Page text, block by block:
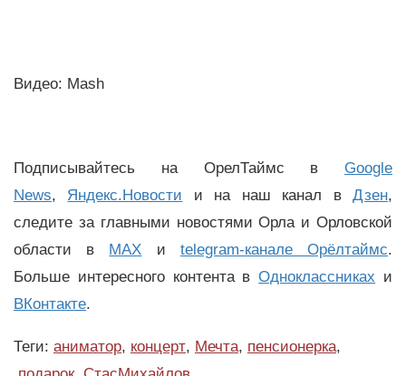
Видео: Mash
Подписывайтесь на ОрелТаймс в Google
News, Яндекс.Новости и на наш канал вДзен,
следите за главными новостями Орла и Орловской
области в MAX и telegram-канале Орёлтаймс.
Больше интересного контента вОдноклассниках и
ВКонтакте.
Теги: аниматор, концерт, Мечта, пенсионерка,